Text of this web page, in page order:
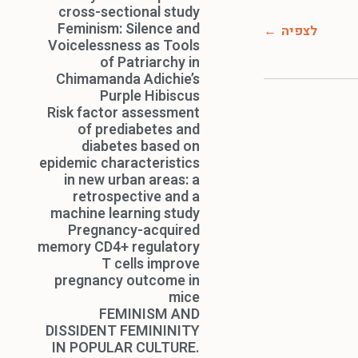
לצפיה
cross-sectional study
Feminism: Silence and
Voicelessness as Tools
of Patriarchy in
Chimamanda Adichie’s
Purple Hibiscus
Risk factor assessment
of prediabetes and
diabetes based on
epidemic characteristics
in new urban areas: a
retrospective and a
machine learning study
Pregnancy-acquired
memory CD4+ regulatory
T cells improve
pregnancy outcome in
mice
FEMINISM AND
DISSIDENT FEMININITY
IN POPULAR CULTURE.